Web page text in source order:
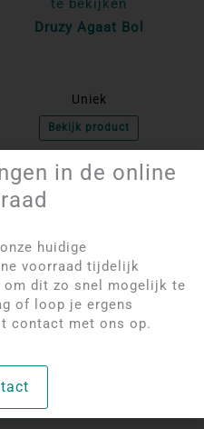
Druzy Agaat Bol
Uniek
Bekijk product
Log in om de prijzen
Roze Maansteen Vlam
in de online
huidige
voorraad tijdelijk
om dit zo snel mogelijk te
of loop je ergens
contact met ons op.